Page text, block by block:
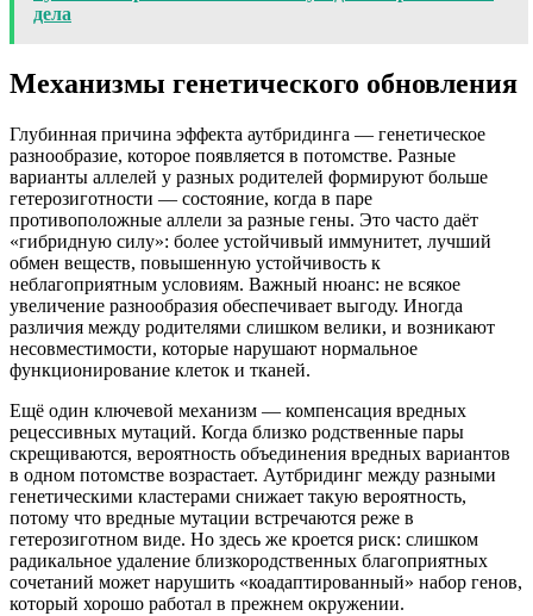
дела
Механизмы генетического обновления
Глубинная причина эффекта аутбридинга — генетическое
разнообразие, которое появляется в потомстве. Разные
варианты аллелей у разных родителей формируют больше
гетерозиготности — состояние, когда в паре
противоположные аллели за разные гены. Это часто даёт
«гибридную силу»: более устойчивый иммунитет, лучший
обмен веществ, повышенную устойчивость к
неблагоприятным условиям. Важный нюанс: не всякое
увеличение разнообразия обеспечивает выгоду. Иногда
различия между родителями слишком велики, и возникают
несовместимости, которые нарушают нормальное
функционирование клеток и тканей.
Ещё один ключевой механизм — компенсация вредных
рецессивных мутаций. Когда близко родственные пары
скрещиваются, вероятность объединения вредных вариантов
в одном потомстве возрастает. Аутбридинг между разными
генетическими кластерами снижает такую вероятность,
потому что вредные мутации встречаются реже в
гетерозиготном виде. Но здесь же кроется риск: слишком
радикальное удаление близкородственных благоприятных
сочетаний может нарушить «коадаптированный» набор генов,
который хорошо работал в прежнем окружении.